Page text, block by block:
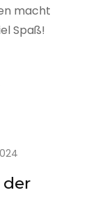
macht
Spaß!
zu
seinen
Lagebericht
zur
der